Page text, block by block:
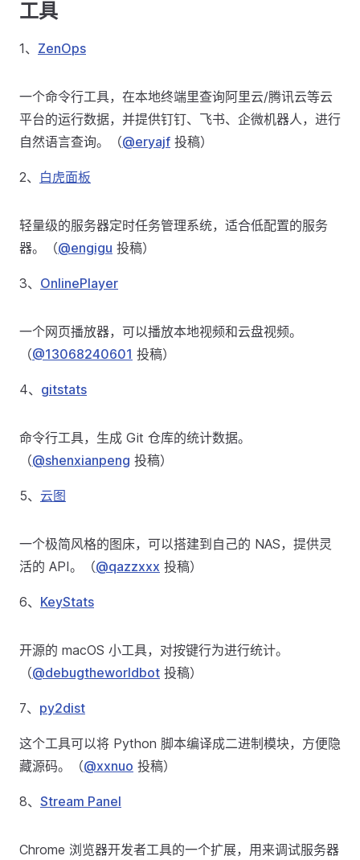
工具
1、 ZenOps
一个命令行工具，在本地终端里查询阿里云/腾讯云等云
平台的运行数据，并提供钉钉、飞书、企微机器人，进行
自然语言查询。（@eryajf 投稿）
2、 白虎面板
轻量级的服务器定时任务管理系统，适合低配置的服务
器。（@engigu 投稿）
3、 OnlinePlayer
一个网页播放器，可以播放本地视频和云盘视频。
（@13068240601 投稿）
4、 gitstats
命令行工具，生成 Git 仓库的统计数据。
（@shenxianpeng 投稿）
5、 云图
一个极简风格的图床，可以搭建到自己的 NAS，提供灵
活的 API。（@qazzxxx 投稿）
6、 KeyStats
开源的 macOS 小工具，对按键行为进行统计。
（@debugtheworldbot 投稿）
7、 py2dist
这个工具可以将 Python 脚本编译成二进制模块，方便隐
藏源码。（@xxnuo 投稿）
8、 Stream Panel
Chrome 浏览器开发者工具的一个扩展，用来调试服务器